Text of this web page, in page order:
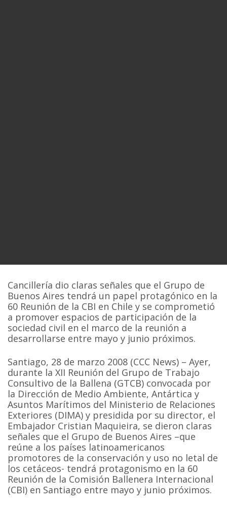
Cancillería dio claras señales que el Grupo de
Buenos Aires tendrá un papel protagónico en la
60 Reunión de la CBI en Chile y se comprometió
a promover espacios de participación de la
sociedad civil en el marco de la reunión a
desarrollarse entre mayo y junio próximos.
Santiago, 28 de marzo 2008 (CCC News) – Ayer,
durante la XII Reunión del Grupo de Trabajo
Consultivo de la Ballena (GTCB) convocada por
la Dirección de Medio Ambiente, Antártica y
Asuntos Marítimos del Ministerio de Relaciones
Exteriores (DIMA) y presidida por su director, el
Embajador Cristian Maquieira, se dieron claras
señales que el Grupo de Buenos Aires –que
reúne a los países latinoamericanos
promotores de la conservación y uso no letal de
los cetáceos- tendrá protagonismo en la 60
Reunión de la Comisión Ballenera Internacional
(CBI) en Santiago entre mayo y junio próximos.